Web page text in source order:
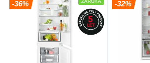
-36%
ZÁRUKA
-32%